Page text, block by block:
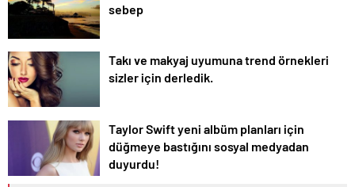
sebep
Takı ve makyaj uyumuna trend örnekleri
sizler için derledik.
Taylor Swift yeni albüm planları için
düğmeye bastığını sosyal medyadan
duyurdu!